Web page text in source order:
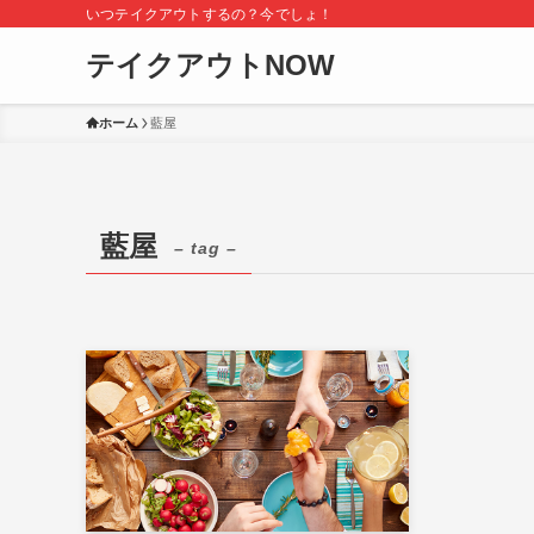
いつテイクアウトするの？今でしょ！
テイクアウトNOW
ホーム 藍屋
藍屋 – tag –